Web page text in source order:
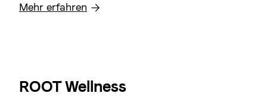
Mehr erfahren
ROOT Wellness